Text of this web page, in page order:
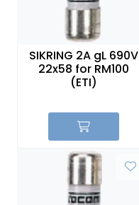
SIKRING 2A gL 690V
22x58 for RM100
(ETI)
Montasjemateriell
Sikringer
Leverandører